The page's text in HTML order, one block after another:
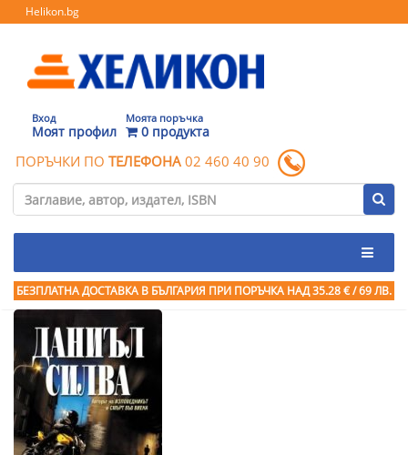
Helikon.bg
Вход
Моят профил
Моята поръчка
0 продукта
ПОРЪЧКИ ПО ТЕЛЕФОНА 02 460 40 90
БЕЗПЛАТНА ДОСТАВКА В БЪЛГАРИЯ ПРИ ПОРЪЧКА НАД 35.28 € / 69 ЛВ.